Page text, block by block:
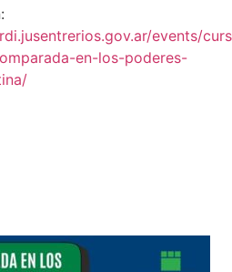
events/
en-los-poderes-